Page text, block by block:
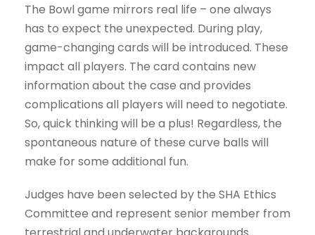
The Bowl game mirrors real life – one always
has to expect the unexpected. During play,
game-changing cards will be introduced. These
impact all players. The card contains new
information about the case and provides
complications all players will need to negotiate.
So, quick thinking will be a plus! Regardless, the
spontaneous nature of these curve balls will
make for some additional fun.
Judges have been selected by the SHA Ethics
Committee and represent senior member from